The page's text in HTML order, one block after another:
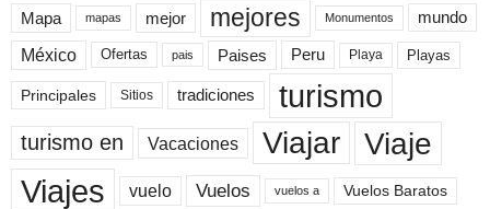
Mapa mapas mejor mejores Monumentos mundo
México Ofertas pais Paises Peru Playa Playas
Principales Sitios tradiciones turismo
turismo en Vacaciones Viajar Viaje
Viajes vuelo Vuelos vuelos a Vuelos Baratos